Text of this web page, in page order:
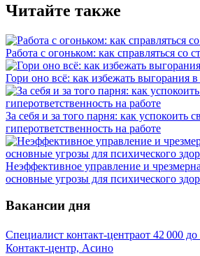
Читайте также
Работа с огоньком: как справляться со
Гори оно всё: как избежать выгорания
За себя и за того парня: как успокоить
гиперответственность на работе
Неэффективное управление и
основные угрозы для психического
Вакансии дня
Специалист контакт-центраот 42 000 до
Контакт-центр, Асино